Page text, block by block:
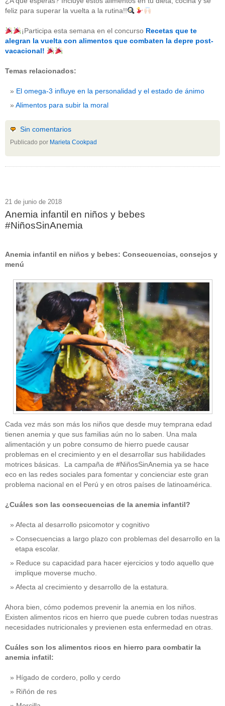
alimentos(22)
alimentos-perjudiaciales (17)
antioxidantes (6)
beneficios-salud(53)
calcio
corazon(1)
dietas(10)
embarazo
nutricion(3)
obesidad(12)
Sin categoría(438)
vitaminas(10)
RSS - Entradas
ADMINISTRAR
feliz para superar la vuelta a la rutina!!
¡Participa esta semana en el concurso Recetas que te
alegran la vuelta con alimentos que combaten la depre post-
vacacional!
Temas relacionados:
El omega-3 influye en la personalidad y el estado de ánimo
Alimentos para subir la moral
Sin comentarios
Publicado por Marieta Cookpad
21 de junio de 2018
Anemia infantil en niños y bebes
#NiñosSinAnemia
Anemia infantil en niños y bebes: Consecuencias, consejos y
menú
Cada vez más son más los niños que desde muy temprana edad
tienen anemia y que sus familias aún no lo saben. Una mala
alimentación y un pobre consumo de hierro puede causar
problemas en el crecimiento y en el desarrollar sus habilidades
motrices básicas. La campaña de #NiñosSinAnemia ya se hace
eco en las redes sociales para fomentar y concienciar este gran
problema nacional en el Perú y en otros países de latinoamérica.
¿Cuáles son las consecuencias de la anemia infantil?
Afecta al desarrollo psicomotor y cognitivo
Consecuencias a largo plazo con problemas del desarrollo en la
etapa escolar.
Reduce su capacidad para hacer ejercicios y todo aquello que
implique moverse mucho.
Afecta al crecimiento y desarrollo de la estatura.
Ahora bien, cómo podemos prevenir la anemia en los niños.
Existen alimentos ricos en hierro que puede cubren todas nuestras
necesidades nutricionales y previenen esta enfermedad en otras.
Cuáles son los alimentos ricos en hierro para combatir la
anemia infatil:
Hígado de cordero, pollo y cerdo
Riñón de res